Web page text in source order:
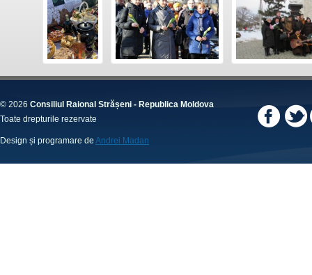
© 2026 Consiliul Raional Strășeni - Republica Moldova
Toate drepturile rezervate
Design și programare de Andrei Madan